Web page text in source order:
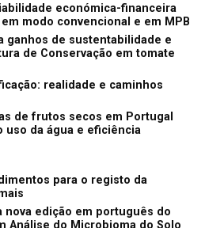
económica-financeira
modo convencional e em MPB
ganhos de sustentabilidade e
de Conservação em tomate
realidade e caminhos
de frutos secos em Portugal
uso da água e eficiência
para o registo da
nova edição em português do
Análise do Microbioma do Solo